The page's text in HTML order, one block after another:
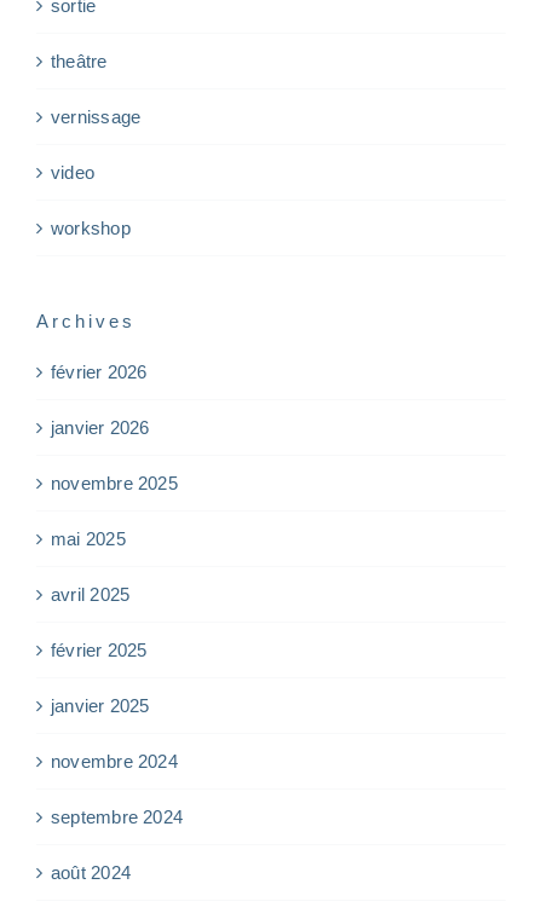
sortie
theâtre
vernissage
video
workshop
Archives
février 2026
janvier 2026
novembre 2025
mai 2025
avril 2025
février 2025
janvier 2025
novembre 2024
septembre 2024
août 2024